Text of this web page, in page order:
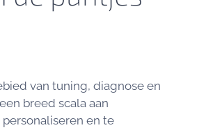
van tuning, diagnose en
breed scala aan
en te